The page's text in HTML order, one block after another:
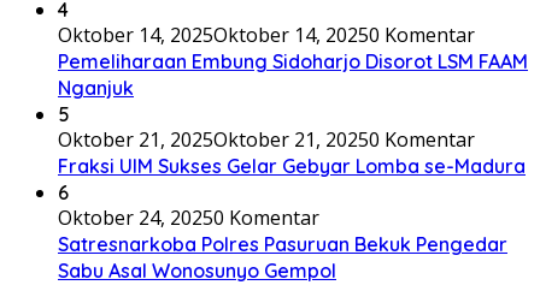
4
Oktober 14, 2025Oktober 14, 20250 Komentar
Pemeliharaan Embung Sidoharjo Disorot LSM FAAM
Nganjuk
5
Oktober 21, 2025Oktober 21, 20250 Komentar
Fraksi UIM Sukses Gelar Gebyar Lomba se-Madura
6
Oktober 24, 20250 Komentar
Satresnarkoba Polres Pasuruan Bekuk Pengedar
Sabu Asal Wonosunyo Gempol